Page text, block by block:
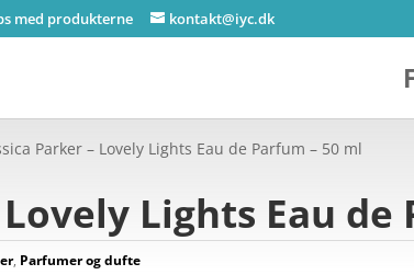
med produkterne kontakt@iyc.dk
Parker – Lovely Lights Eau de Parfum – 50 ml
Lights Eau
, Parfumer og dufte